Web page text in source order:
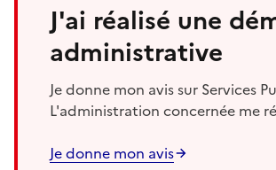
J'ai réalisé une
administrative
Je donne mon avis sur Services
L'administration concernée me
Je donne mon avis